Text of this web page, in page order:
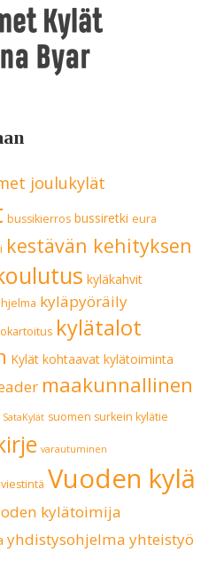
joulukylät
bussikierros bussiretki eura
kestävän kehityksen
kyläkahvit
kyläpyöräily
kylätalot
Kylät kohtaavat kylätoiminta
maakunnallinen
SataKylät suomen surkein kylätie
varautuminen
viestintä Vuoden kylä
kylätoimija
yhdistysohjelma yhteistyö